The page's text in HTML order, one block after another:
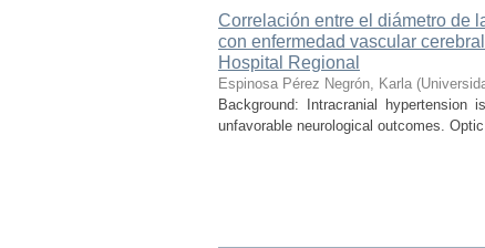
Correlación entre el diámetro de
con enfermedad vascular
Hospital Regional
Espinosa Pérez Negrón, Karla (
Background: Intracranial
unfavorable neurological outcomes.